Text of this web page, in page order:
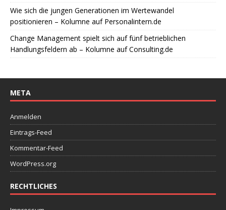
Wie sich die jungen Generationen im Wertewandel
positionieren – Kolumne auf Personalintern.de
Change Management spielt sich auf fünf betrieblichen
Handlungsfeldern ab – Kolumne auf Consulting.de
META
Anmelden
Eintrags-Feed
Kommentar-Feed
WordPress.org
RECHTLICHES